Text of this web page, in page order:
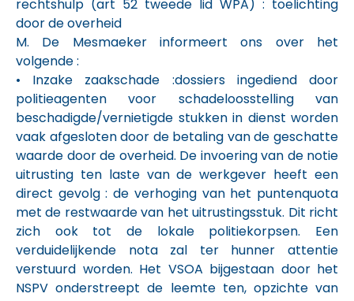
rechtshulp (art 52 tweede lid WPA) : toelichting
door de overheid
M. De Mesmaeker informeert ons over het
volgende :
• Inzake zaakschade :dossiers ingediend door
politieagenten voor schadeloosstelling van
beschadigde/vernietigde stukken in dienst worden
vaak afgesloten door de betaling van de geschatte
waarde door de overheid. De invoering van de notie
uitrusting ten laste van de werkgever heeft een
direct gevolg : de verhoging van het puntenquota
met de restwaarde van het uitrustingsstuk. Dit richt
zich ook tot de lokale politiekorpsen. Een
verduidelijkende nota zal ter hunner attentie
verstuurd worden. Het VSOA bijgestaan door het
NSPV onderstreept de leemte ten, opzichte van